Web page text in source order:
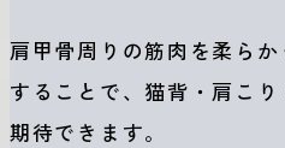
肩甲骨周りの筋肉を柔ら
することで、猫背・肩こ
期待できます。